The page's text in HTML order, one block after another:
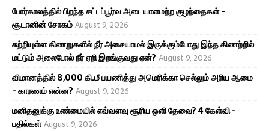
போர்காலத்தில் பிறந்த சட்டப்பூர்வ அடையாளமற்ற குழந்தைகள் -
சூடானின் சோகம்August 9, 2026
சுற்றியுள்ள கிணறுகளில் நீர் அசையாமல் இருக்கும்போது இந்த கிணற்றில்
மட்டும் அலைபோல் நீர் ஏறி இறங்குவது ஏன்? August 9, 2026
விமானத்தில் 8,000 கி.மீ பயணித்து அமெரிக்கா செல்லும் அரிய ஆமை
- காரணம் என்ன? August 9, 2026
மனிதனுக்கு உண்மையில் எவ்வளவு சூரிய ஒளி தேவை? 4 கேள்வி -
பதில்கள்August 9, 2026